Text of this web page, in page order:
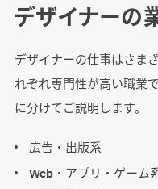
デザイナーの
デザイナーの仕事はさま
れぞれ専門性が高い職業
に分けてご説明します。
広告・出版系
Web・アプリ・ゲーム